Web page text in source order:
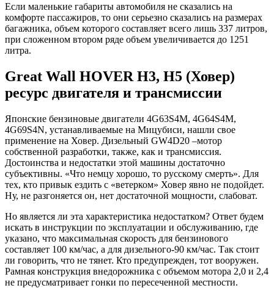
Если маленькие габариты автомобиля не сказались на
комфорте пассажиров, то они серьезно сказались на размерах
багажника, объем которого составляет всего лишь 337 литров,
при сложенном втором ряде объем увеличивается до 1251
литра.
Great Wall HOVER H3, H5 (Ховер)
ресурс двигателя и трансмиссии
Японские бензиновые двигатели 4G63S4M, 4G64S4M,
4G69S4N, устанавливаемые на Мицубиси, нашли свое
применение на Ховер. Дизельный GW4D20 –мотор
собственной разработки, также, как и трансмиссия.
Достоинства и недостатки этой машины достаточно
субъективны. «Что немцу хорошо, то русскому смерть». Для
тех, кто привык ездить с «ветерком» Ховер явно не подойдет.
Ну, не разгоняется он, нет достаточной мощности, слабоват.
Но является ли эта характеристика недостатком? Ответ будем
искать в инструкции по эксплуатации и обслуживанию, где
указано, что максимальная скорость для бензинового
составляет 100 км/час, а для дизельного-90 км/час. Так стоит
ли говорить, что не тянет. Кто предупрежден, тот вооружен.
Рамная конструкция внедорожника с объемом мотора 2,0 и 2,4
не предусматривает гонки по пересеченной местности.